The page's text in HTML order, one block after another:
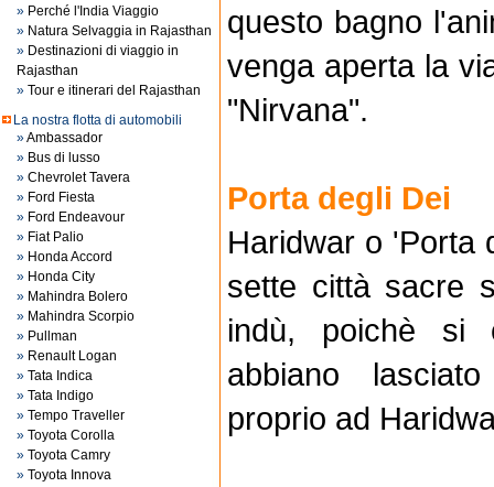
» Perché l'India Viaggio
» Natura Selvaggia in Rajasthan
» Destinazioni di viaggio in
Rajasthan
» Tour e itinerari del Rajasthan
La nostra flotta di automobili
»Ambassador
» Bus di lusso
» Chevrolet Tavera
» Ford Fiesta
» Ford Endeavour
» Fiat Palio
» Honda Accord
» Honda City
» Mahindra Bolero
» Mahindra Scorpio
» Pullman
» Renault Logan
» Tata Indica
» Tata Indigo
» Tempo Traveller
» Toyota Corolla
» Toyota Camry
» Toyota Innova
questo bagno
venga aperta la
"Nirvana".
Porta degli Dei
Haridwar o 'Porta
sette città sacre
indù, poichè si
abbiano
proprio ad